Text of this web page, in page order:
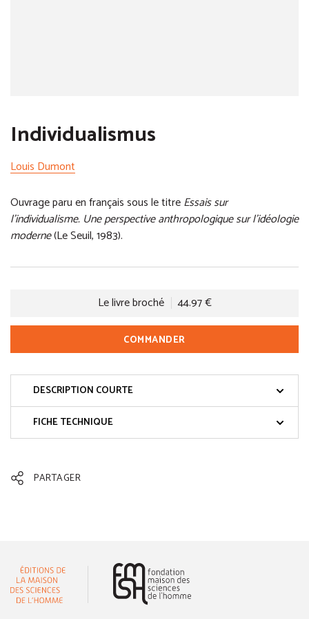
Individualismus
Louis Dumont
Ouvrage paru en français sous le titreEssais sur
l’individualisme. Une perspective anthropologique sur l’idéologie
moderne(Le Seuil, 1983).
Le livre broché 44.97 €
COMMANDER
DESCRIPTION COURTE
FICHE TECHNIQUE
PARTAGER